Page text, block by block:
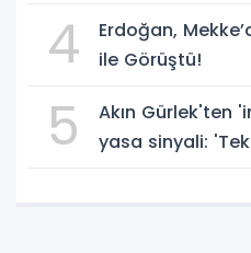
4
Erdoğan,
ile Görüştü!
5
Akın Gürlek'ten
yasa sinyali: